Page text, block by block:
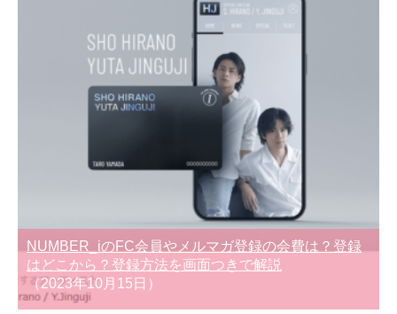
NUMBER_iのFC会員やメルマガ登録の会費は？登録
はどこから？登録方法を画面つきで解説
（2023年10月15日）